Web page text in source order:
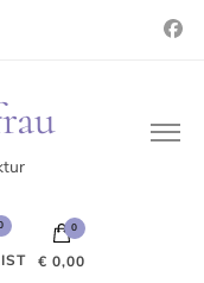
0
€ 0,00